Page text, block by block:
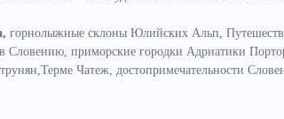
горнолыжные склоны Юлийских Альп,
Словению, приморские городки Адриатики
Чатеж, достопримечательности